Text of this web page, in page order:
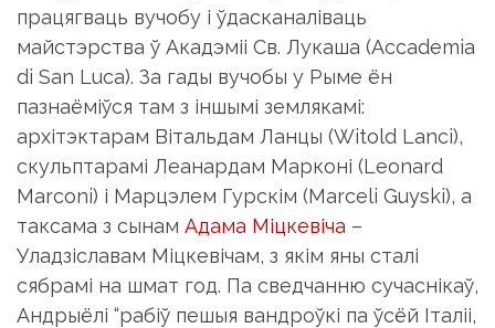
працягваць вучобу і ўдасканаліваць
майстэрства ў Акадэміі Св. Лукаша (Accademia
di San Luca). За гады вучобы у Рыме ён
пазнаёміўся там з іншымі землякамі:
архітэктарам Вітальдам Ланцы (Witold Lanci),
скульптарамі Леанардам Марконі (Leonard
Marconi) і Марцэлем Гурскім (Marceli Guyski), а
таксама з сынам Адама Міцкевіча –
Уладзіславам Міцкевічам, з якім яны сталі
сябрамі на шмат год. Па сведчанню сучаснікаў,
Андрыёлі “рабіў пешыя вандроўкі па ўсёй Італіі,